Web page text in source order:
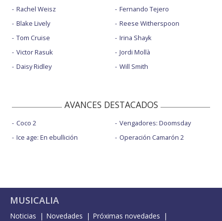
Rachel Weisz
Blake Lively
Tom Cruise
Victor Rasuk
Daisy Ridley
Fernando Tejero
Reese Witherspoon
Irina Shayk
Jordi Mollà
Will Smith
AVANCES DESTACADOS
Coco 2
Ice age: En ebullición
Vengadores: Doomsday
Operación Camarón 2
MUSICALIA
Noticias Novedades
Próximas novedades